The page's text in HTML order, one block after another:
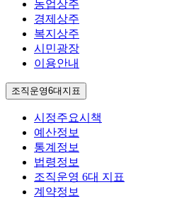
농업상주
경제상주
복지상주
시민광장
이용안내
조직운영6대지표
시정주요시책
예산정보
통계정보
법령정보
조직운영 6대 지표
계약정보